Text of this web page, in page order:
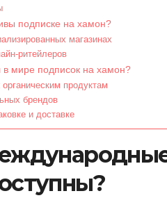
подписке на хамон?
магазинах
ритейлеров
в мире подписок на хамон?
органическим продуктам
брендов
и доставке